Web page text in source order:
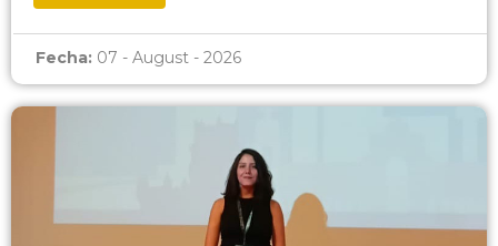
Fecha: 07 - August - 2026